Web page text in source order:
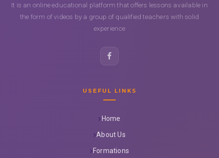
It is an online educational platform that offers lessons available in
the form of videos by a group of qualified teachers with solid
experience
USEFUL LINKS
Home
About Us
Formations